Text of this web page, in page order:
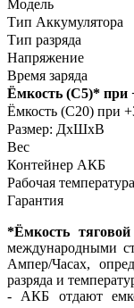
Модель
Тип Аккумулятора
Тип разряда
Напряжение
Время заряда
Ёмкость (С5)* при
Ёмкость (С20) при
Размер: ДхШхВ
Вес
Контейнер АКБ
Рабочая температура
Гарантия
*Ёмкость
международными
Ампер/Часах,
разряда и
- АКБ отдают